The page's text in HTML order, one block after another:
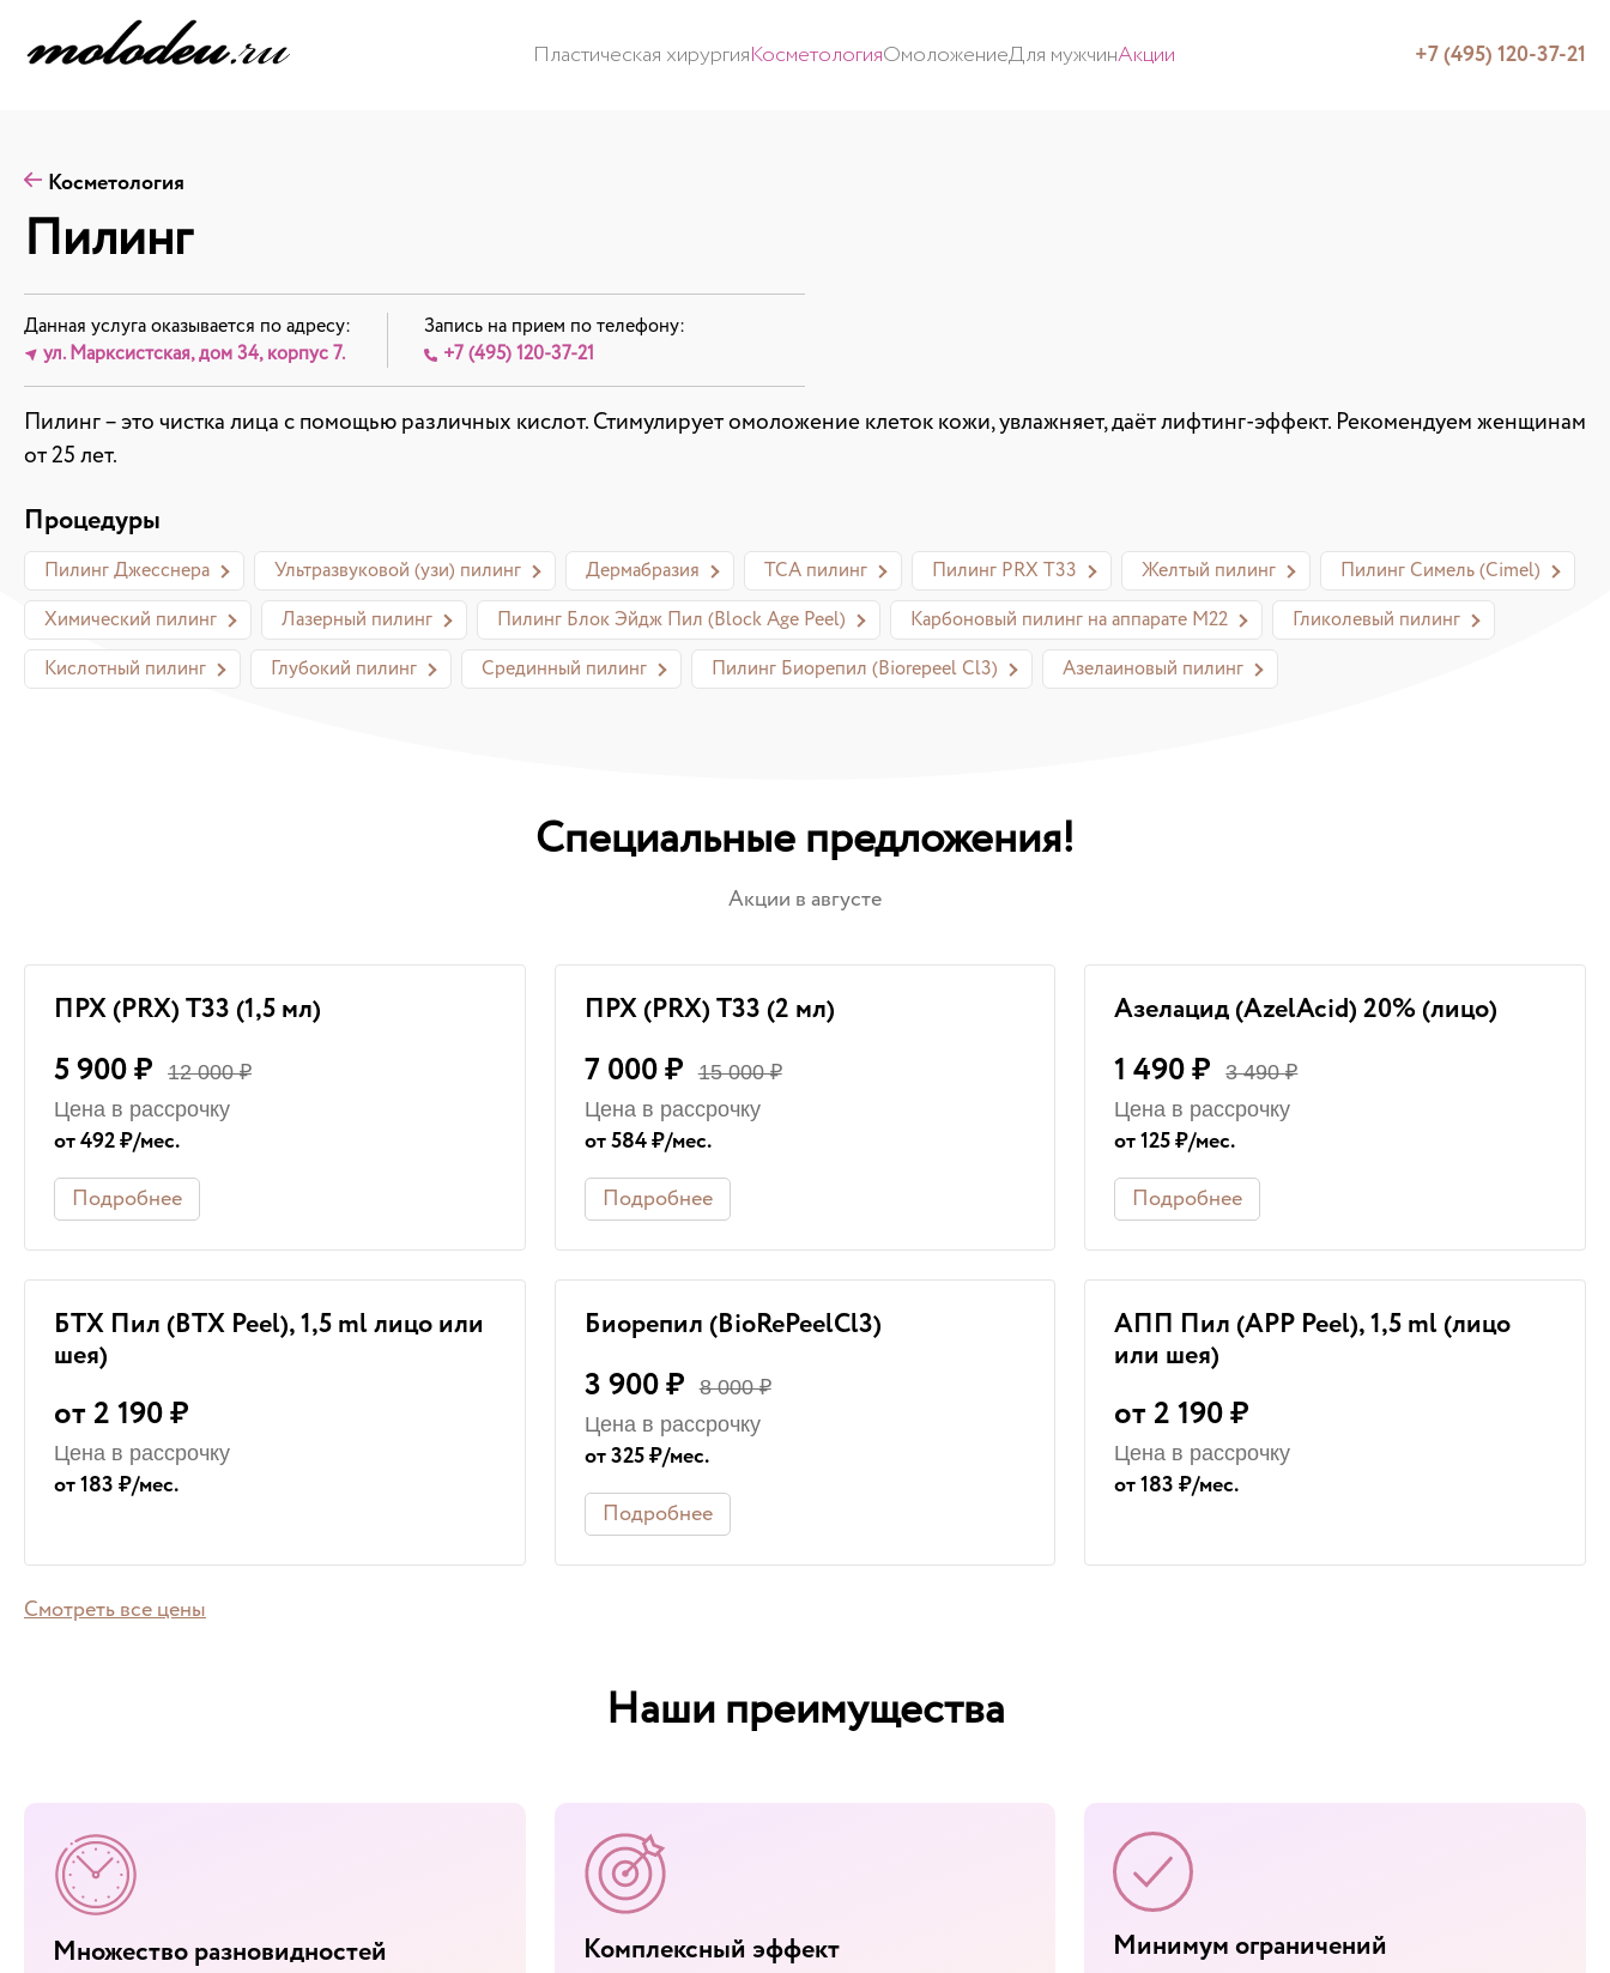
Пластическая хирургияКосметологияОмоложениеДля мужчинАкции +7 (495) 120-37-21
Косметология
Пилинг
Данная услуга оказывается по адресу:
ул. Марксистская, дом 34, корпус 7.
Запись на прием по телефону:
+7 (495) 120-37-21
Пилинг – это чистка лица с помощью различных кислот. Стимулирует омоложение клеток кожи, увлажняет, даёт лифтинг-эффект. Рекомендуем женщинам
от 25 лет.
Процедуры
Пилинг Джесснера Ультразвуковой (узи) пилинг Дермабразия ТСА пилинг Пилинг PRX T33 Желтый пилинг
Пилинг Симель (Сimel)
Химический пилинг
Лазерный пилинг Пилинг Блок Эйдж Пил (Block Age Peel) Карбоновый пилинг на аппарате М22
Гликолевый пилинг
Кислотный пилинг
Глубокий пилинг Срединный пилинг Пилинг Биорепил (Biorepeel Cl3) Азелаиновый пилинг
Специальные предложения!
Акции в августе
ПРХ (PRX) T33 (1,5 мл)
5 900 ₽
12 000 ₽
Цена в рассрочку
от 492 ₽/мес.
Подробнее
ПРХ (PRX) T33 (2 мл)
7 000 ₽
15 000 ₽
Цена в рассрочку
от 584 ₽/мес.
Подробнее
Азелацид (AzelAcid) 20% (лицо)
1 490 ₽
3 490 ₽
Цена в рассрочку
от 125 ₽/мес.
Подробнее
БТХ Пил (BTX Peel), 1,5 ml лицо или
шея)
от 2 190 ₽
Цена в рассрочку
от 183 ₽/мес.
Биорепил (BioRePeelСl3)
3 900 ₽
8 000 ₽
Цена в рассрочку
от 325 ₽/мес.
Подробнее
АПП Пил (APP Peel), 1,5 ml (лицо
или шея)
от 2 190 ₽
Цена в рассрочку
от 183 ₽/мес.
Смотреть все цены
Наши преимущества
Множество разновидностей Комплексный эффект Минимум ограничений